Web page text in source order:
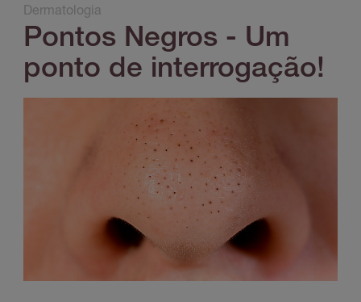
Dermatologia
Pontos Negros - Um
ponto de interrogação!